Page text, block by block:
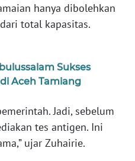
hanya dibolehkan
total kapasitas.
Sukses
Aceh Tamiang
Jadi, sebelum
tes antigen. Ini
ujar Zuhairie.